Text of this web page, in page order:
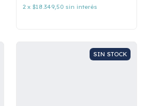
2 x $18.349,50 sin interés
SIN STOCK